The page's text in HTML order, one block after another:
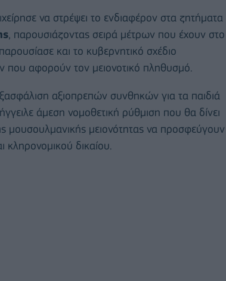
να στρέψει το ενδιαφέρον στα ζητήματα
, παρουσιάζοντας σειρά μέτρων που έχουν στο
και το κυβερνητικό σχέδιο
που αφορούν τον μειονοτικό πληθυσμό.
αξιοπρεπών συνθηκών για τα παιδιά
άμεση νομοθετική ρύθμιση που θα δίνει
μουσουλμανικής μειονότητας να προσφεύγουν
κληρονομικού δικαίου.